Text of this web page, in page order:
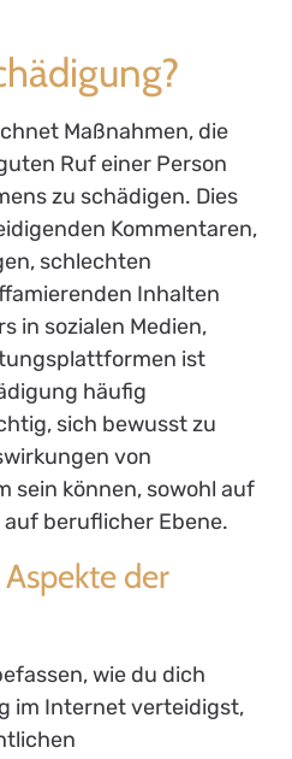
Maßnahmen, die
Ruf einer Person
zu schädigen. Dies
Kommentaren,
schlechten
Inhalten
in sozialen Medien,
ist
häufig
sich bewusst zu
von
sein können, sowohl auf
beruflicher Ebene.
der
wie du dich
im Internet verteidigst,